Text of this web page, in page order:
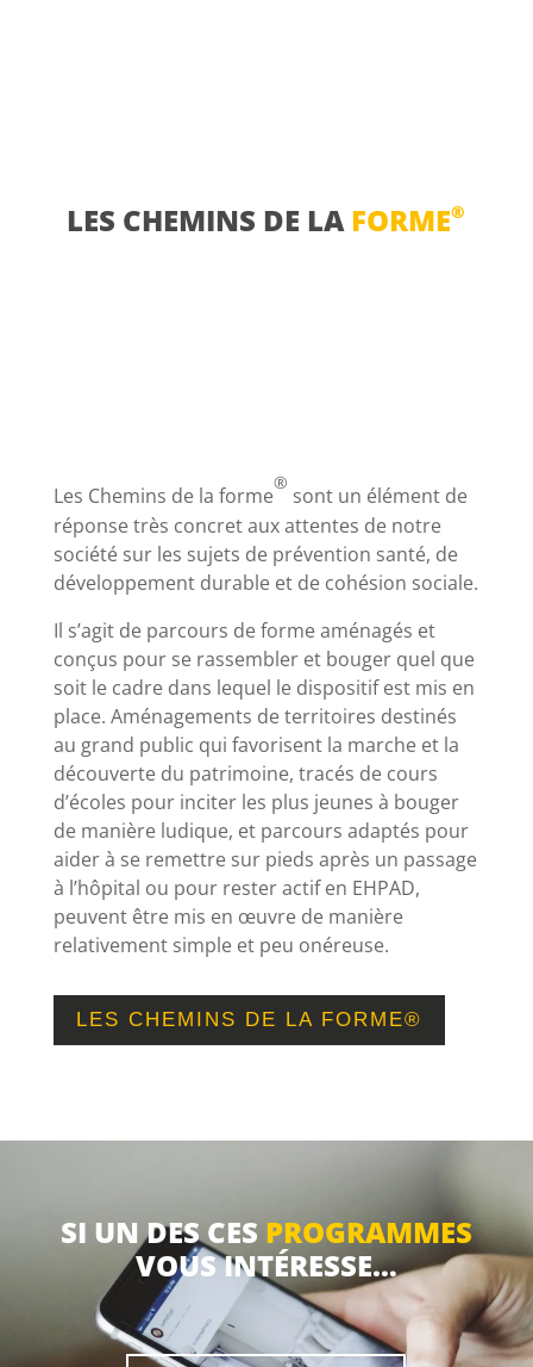
LES CHEMINS DE LAFORME®
Les Chemins de la forme® sont un élément de
réponse très concret aux attentes de notre
société sur les sujets de prévention santé, de
développement durable et de cohésion sociale.
Il s’agit de parcours de forme aménagés et
conçus pour se rassembler et bouger quel que
soit le cadre dans lequel le dispositif est mis en
place. Aménagements de territoires destinés
au grand public qui favorisent la marche et la
découverte du patrimoine, tracés de cours
d’écoles pour inciter les plus jeunes à bouger
de manière ludique, et parcours adaptés pour
aider à se remettre sur pieds après un passage
à l’hôpital ou pour rester actif en EHPAD,
peuvent être mis en œuvre de manière
relativement simple et peu onéreuse.
LES CHEMINS DE LA FORME®
SI UN DES CES PROGRAMMES
VOUS INTÉRESSE…